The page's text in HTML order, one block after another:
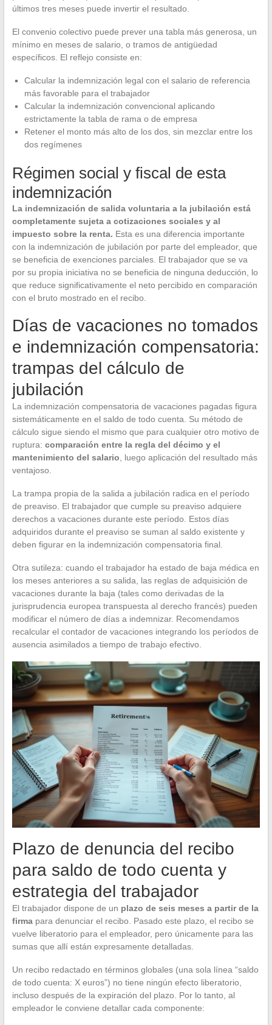
últimos tres meses puede invertir el resultado.
El convenio colectivo puede prever una tabla más generosa, un
mínimo en meses de salario, o tramos de antigüedad
específicos. El reflejo consiste en:
Calcular la indemnización legal con el salario de referencia
más favorable para el trabajador
Calcular la indemnización convencional aplicando
estrictamente la tabla de rama o de empresa
Retener el monto más alto de los dos, sin mezclar entre los
dos regímenes
Régimen social y fiscal de esta
indemnización
La indemnización de salida voluntaria a la jubilación está
completamente sujeta a cotizaciones sociales y al
impuesto sobre la renta. Esta es una diferencia importante
con la indemnización de jubilación por parte del empleador, que
se beneficia de exenciones parciales. El trabajador que se va
por su propia iniciativa no se beneficia de ninguna deducción, lo
que reduce significativamente el neto percibido en comparación
con el bruto mostrado en el recibo.
Días de vacaciones no tomados
e indemnización compensatoria:
trampas del cálculo de
jubilación
La indemnización compensatoria de vacaciones pagadas figura
sistemáticamente en el saldo de todo cuenta. Su método de
cálculo sigue siendo el mismo que para cualquier otro motivo de
ruptura: comparación entre la regla del décimo y el
mantenimiento del salario, luego aplicación del resultado más
ventajoso.
La trampa propia de la salida a jubilación radica en el período
de preaviso. El trabajador que cumple su preaviso adquiere
derechos a vacaciones durante este período. Estos días
adquiridos durante el preaviso se suman al saldo existente y
deben figurar en la indemnización compensatoria final.
Otra sutileza: cuando el trabajador ha estado de baja médica en
los meses anteriores a su salida, las reglas de adquisición de
vacaciones durante la baja (tales como derivadas de la
jurisprudencia europea transpuesta al derecho francés) pueden
modificar el número de días a indemnizar. Recomendamos
recalcular el contador de vacaciones integrando los períodos de
ausencia asimilados a tiempo de trabajo efectivo.
Plazo de denuncia del recibo
para saldo de todo cuenta y
estrategia del trabajador
El trabajador dispone de un plazo de seis meses a partir de la
firmapara denunciar el recibo. Pasado este plazo, el recibo se
vuelve liberatorio para el empleador, pero únicamente para las
sumas que allí están expresamente detalladas.
Un recibo redactado en términos globales (una sola línea “saldo
de todo cuenta: X euros”) no tiene ningún efecto liberatorio,
incluso después de la expiración del plazo. Por lo tanto, al
empleador le conviene detallar cada componente: